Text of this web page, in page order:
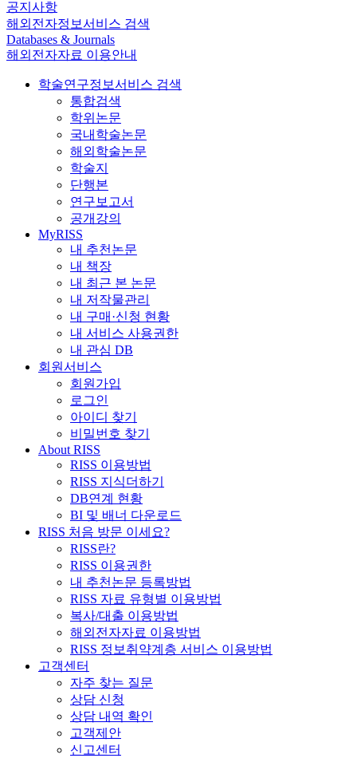
공지사항
해외전자정보서비스 검색
Databases & Journals
해외전자자료 이용안내
학술연구정보서비스 검색
통합검색
학위논문
국내학술논문
해외학술논문
학술지
단행본
연구보고서
공개강의
MyRISS
내 추천논문
내 책장
내 최근 본 논문
내 저작물관리
내 구매·신청 현황
내 서비스 사용권한
내 관심 DB
회원서비스
회원가입
로그인
아이디 찾기
비밀번호 찾기
About RISS
RISS 이용방법
RISS 지식더하기
DB연계 현황
BI 및 배너 다운로드
RISS 처음 방문 이세요?
RISS란?
RISS 이용권한
내 추천논문 등록방법
RISS 자료 유형별 이용방법
복사/대출 이용방법
해외전자자료 이용방법
RISS 정보취약계층 서비스 이용방법
고객센터
자주 찾는 질문
상담 신청
상담 내역 확인
고객제안
신고센터